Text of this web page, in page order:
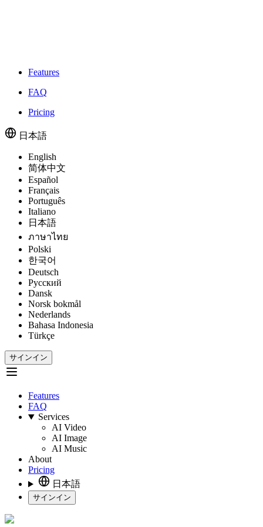
Features
FAQ
Pricing
日本語
English
简体中文
Español
Français
Português
Italiano
日本語
ภาษาไทย
Polski
한국어
Deutsch
Русский
Dansk
Norsk bokmål
Nederlands
Bahasa Indonesia
Türkçe
サインイン
Features
FAQ
Services
AI Video
AI Image
AI Music
About
Pricing
日本語
サインイン